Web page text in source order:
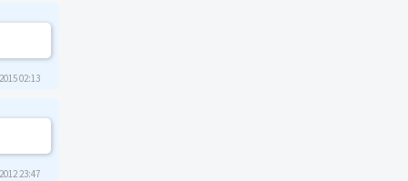
02:13
23:47